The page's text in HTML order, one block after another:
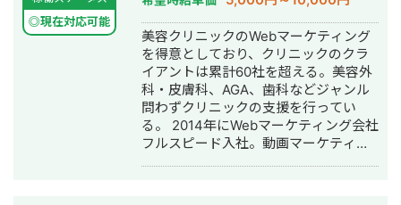
◎現在対応可能
SNS運用代行・記事作成代行・ライテ
ィング・ホームページ制作・作成・バ
ナー制作・デザイン・ロゴデザイン・
作成・リスティング広告運用代行・オ
ウンドメディア制作・構築・運用代
行・動画制作・動画編集・営業代行
美容クリニックのWebマーケティング
を得意としており、クリニックのクラ
イアントは累計60社を超える。美容外
科・皮膚科、AGA、歯科などジャンル
問わずクリニックの支援を行ってい
る。 2014年にWebマーケティング会社
フルスピード入社。動画マーケティン